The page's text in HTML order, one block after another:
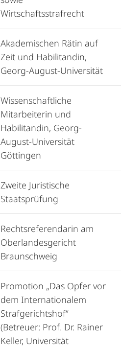
Wirtschaftsstrafrecht
Akademischen Rätin auf
Zeit und Habilitandin,
Georg-August-Universität
Wissenschaftliche
Mitarbeiterin und
Habilitandin, Georg-
August-Universität
Göttingen
Zweite Juristische
Staatsprüfung
Rechtsreferendarin am
Oberlandesgericht
Braunschweig
Promotion „Das Opfer vor
dem Internationalem
Strafgerichtshof“
(Betreuer: Prof. Dr. Rainer
Keller, Universität